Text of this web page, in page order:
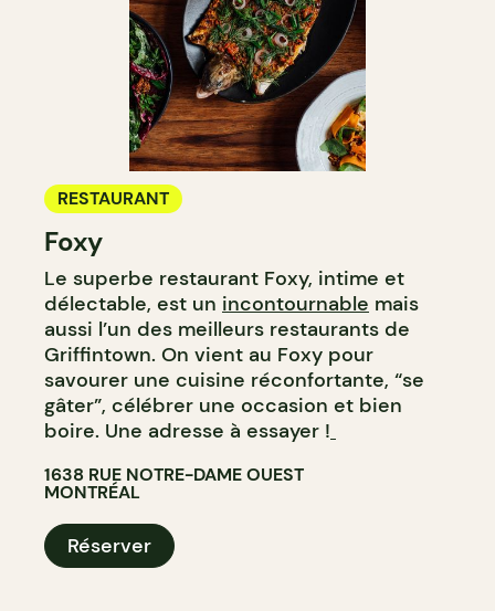
RESTAURANT
Foxy
Le superbe restaurant Foxy, intime et
délectable, est un incontournable mais
aussi l’un des meilleurs restaurants de
Griffintown. On vient au Foxy pour
savourer une cuisine réconfortante, “se
gâter”, célébrer une occasion et bien
boire. Une adresse à essayer !
1638 RUE NOTRE-DAME OUEST
MONTRÉAL
Réserver